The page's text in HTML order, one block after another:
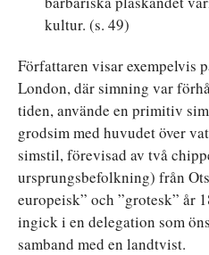
kultur. (s. 49)
Författaren visar exempelvis
London, där simning var
tiden, använde en primitiv
grodsim med huvudet över
simstil, förevisad av två
ursprungsbefolkning) från
europeisk” och ”grotesk” år
ingick i en delegation som
samband med en landtvist.